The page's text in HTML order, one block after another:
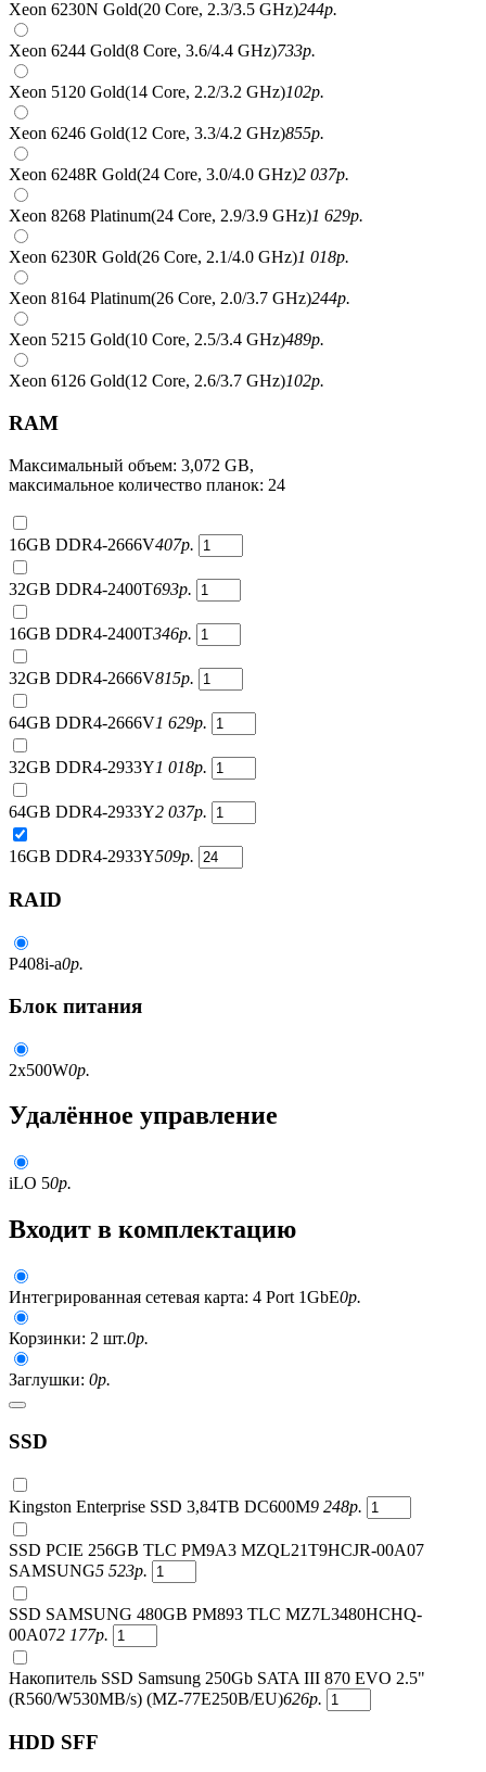
Xeon 6230N Gold(20 Core, 2.3/3.5 GHz)244р.
Xeon 6244 Gold(8 Core, 3.6/4.4 GHz)733р.
Xeon 5120 Gold(14 Core, 2.2/3.2 GHz)102р.
Xeon 6246 Gold(12 Core, 3.3/4.2 GHz)855р.
Xeon 6248R Gold(24 Core, 3.0/4.0 GHz)2 037р.
Xeon 8268 Platinum(24 Core, 2.9/3.9 GHz)1 629р.
Xeon 6230R Gold(26 Core, 2.1/4.0 GHz)1 018р.
Xeon 8164 Platinum(26 Core, 2.0/3.7 GHz)244р.
Xeon 5215 Gold(10 Core, 2.5/3.4 GHz)489р.
Xeon 6126 Gold(12 Core, 2.6/3.7 GHz)102р.
RAM
Максимальный объем: 3,072 GB,
максимальное количество планок: 24
16GB DDR4-2666V407р.
32GB DDR4-2400T693р.
16GB DDR4-2400T346р.
32GB DDR4-2666V815р.
64GB DDR4-2666V1 629р.
32GB DDR4-2933Y1 018р.
64GB DDR4-2933Y2 037р.
16GB DDR4-2933Y509р.
RAID
P408i-a0р.
Блок питания
2x500W0р.
Удалённое управление
iLO 50р.
Входит в комплектацию
Интегрированная сетевая карта: 4 Port 1GbE0р.
Корзинки: 2 шт.0р.
Заглушки: 0р.
SSD
Kingston Enterprise SSD 3,84TB DC600M9 248р.
SSD PCIE 256GB TLC PM9A3 MZQL21T9HCJR-00A07
SAMSUNG5 523р.
SSD SAMSUNG 480GB PM893 TLC MZ7L3480HCHQ-
00A072 177р.
Накопитель SSD Samsung 250Gb SATA III 870 EVO 2.5"
(R560/W530MB/s) (MZ-77E250B/EU)626р.
HDD SFF